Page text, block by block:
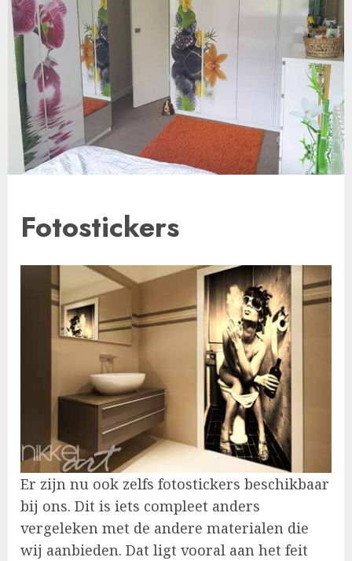
Fotostickers
Er zijn nu ook zelfs fotostickers beschikbaar
bij ons. Dit is iets compleet anders
vergeleken met de andere materialen die
wij aanbieden. Dat ligt vooral aan het feit